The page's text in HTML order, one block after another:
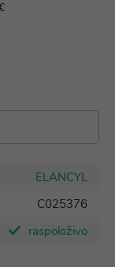
ELANCYL
C025376
raspoloživo